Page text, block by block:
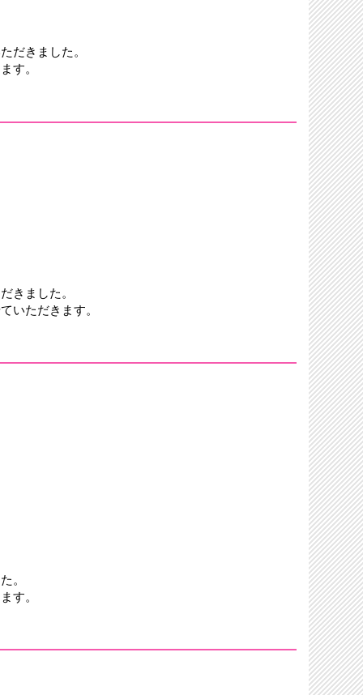
だきました。
す。
きました。
いただきます。
。
す。